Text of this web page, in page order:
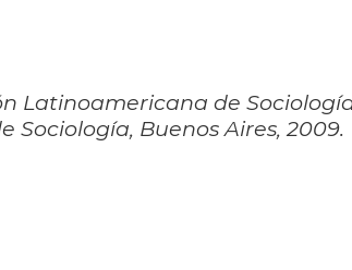
Latinoamericana de
Buenos Aires, 2009.